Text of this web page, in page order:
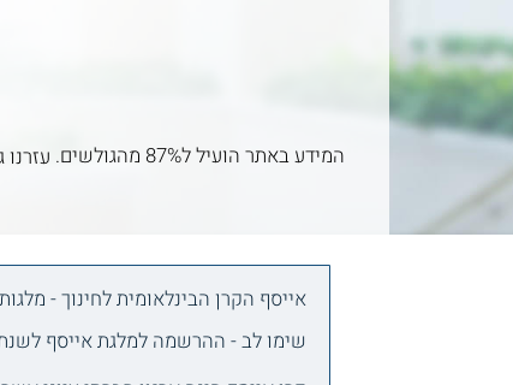
המידע באתר הועיל ל87% מהגולשים.
אייסף הקרן הבינלאומית לחינוך -
שימו לב - ההרשמה למלגת אייסף לשנת